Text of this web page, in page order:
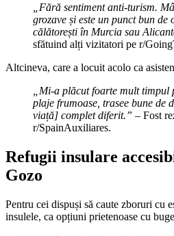
„Fără sentiment anti-turism.
grozave și este un punct bun de
călătorești în Murcia sau
sfătuind alți vizitatori pe r/
Altcineva, care a locuit acolo ca
„Mi-a plăcut foarte mult
plaje frumoase, trasee bune de
viață] complet diferit.” – Fost
r/SpainAuxiliares.
Refugii insulare
Gozo
Pentru cei dispuși să caute zboruri cu
insulele, ca opțiuni prietenoase cu